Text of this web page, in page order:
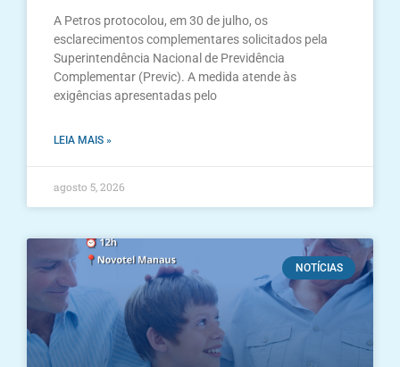
A Petros protocolou, em 30 de julho, os
esclarecimentos complementares solicitados pela
Superintendência Nacional de Previdência
Complementar (Previc). A medida atende às
exigências apresentadas pelo
LEIA MAIS »
agosto 5, 2026
NOTÍCIAS